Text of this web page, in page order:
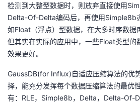
检测到大整型数据时，则放弃直接使用
Delta-Of-Delta编码后，再使用Simple8b
如Float（浮点）型数据，在大多时序数据
但其实在实际的应用中，一些Float类型的
效果更好。
GaussDB(for Influx)自适应压缩算法的优
择，能充分发挥每个数据压缩算法的最优
有：RLE，Simple8b，Delta，Delta-Of-